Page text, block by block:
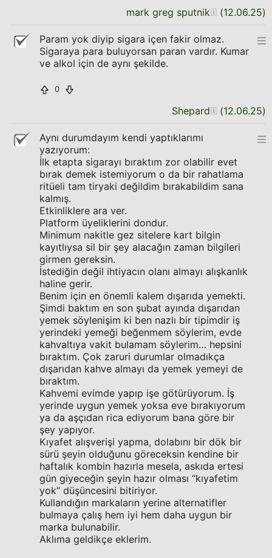
mark greg sputnik (12.06.25)
Param yok diyip sigara içen fakir olmaz.
Sigaraya para buluyorsan paran vardır. Kumar
ve alkol için de aynı şekilde.
0
Shepard (12.06.25)
Aynı durumdayım kendi yaptıklarımı
yazıyorum:
İlk etapta sigarayı bıraktım zor olabilir evet
bırak demek istemiyorum o da bir rahatlama
ritüeli tam tiryaki değildim bırakabildim sana
kalmış.
Etkinliklere ara ver.
Platform üyeliklerini dondur.
Minimum nakitle gez sitelere kart bilgin
kayıtlıysa sil bir şey alacağın zaman bilgileri
girmen gereksin.
İstediğin değil ihtiyacın olanı almayı alışkanlık
haline gerir.
Benim için en önemli kalem dışarıda yemekti.
Şimdi baktım en son şubat ayında dışarıdan
yemek söylenişim ki ben nazlı bir tipimdir iş
yerindeki yemeği beğenmem söylerim, evde
kahvaltıya vakit bulamam söylerim… hepsini
bıraktım. Çok zaruri durumlar olmadıkça
dışarıdan kahve almayı da yemek yemeyi de
bıraktım.
Kahvemi evimde yapıp işe götürüyorum. İş
yerinde uygun yemek yoksa eve bırakıyorum
ya da aşçıdan rica ediyorum bana göre bir
şey yapıyor.
Kıyafet alışverişi yapma, dolabını bir dök bir
sürü şeyin olduğunu göreceksin kendine bir
haftalık kombin hazırla mesela, askıda ertesi
gün giyeceğin şeyin hazır olması “kıyafetim
yok” düşüncesini bitiriyor.
Kullandığın markaların yerine alternatifler
bulmaya çalış hem iyi hem daha uygun bir
marka bulunabilir.
Aklıma geldikçe eklerim.